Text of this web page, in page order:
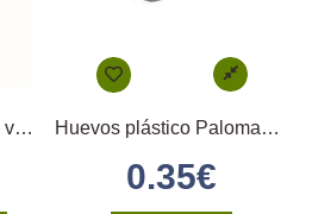
Bañera Externa Caseta verde Huevos plástico Palomas 2GR
0.35€